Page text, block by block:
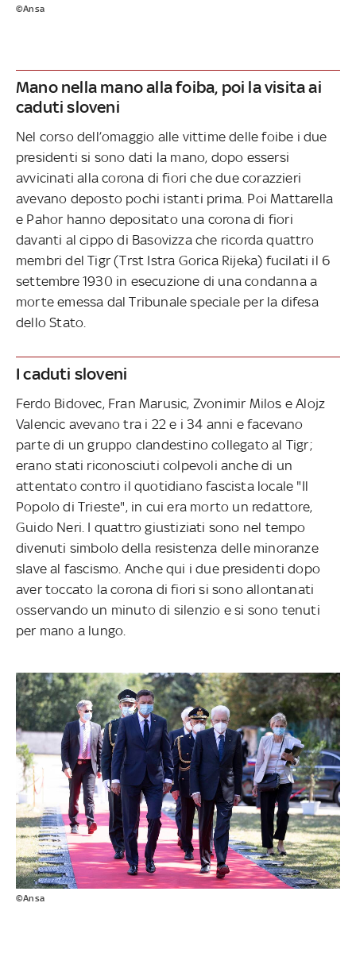
©Ansa
Mano nella mano alla foiba, poi la visita ai
caduti sloveni
Nel corso dell’omaggio alle vittime delle foibe i due
presidenti si sono dati la mano, dopo essersi
avvicinati alla corona di fiori che due corazzieri
avevano deposto pochi istanti prima. Poi Mattarella
e Pahor hanno depositato una corona di fiori
davanti al cippo di Basovizza che ricorda quattro
membri del Tigr (Trst Istra Gorica Rijeka) fucilati il 6
settembre 1930 in esecuzione di una condanna a
morte emessa dal Tribunale speciale per la difesa
dello Stato.
I caduti sloveni
Ferdo Bidovec, Fran Marusic, Zvonimir Milos e Alojz
Valencic avevano tra i 22 e i 34 anni e facevano
parte di un gruppo clandestino collegato al Tigr;
erano stati riconosciuti colpevoli anche di un
attentato contro il quotidiano fascista locale "Il
Popolo di Trieste", in cui era morto un redattore,
Guido Neri. I quattro giustiziati sono nel tempo
divenuti simbolo della resistenza delle minoranze
slave al fascismo. Anche qui i due presidenti dopo
aver toccato la corona di fiori si sono allontanati
osservando un minuto di silenzio e si sono tenuti
per mano a lungo.
©Ansa